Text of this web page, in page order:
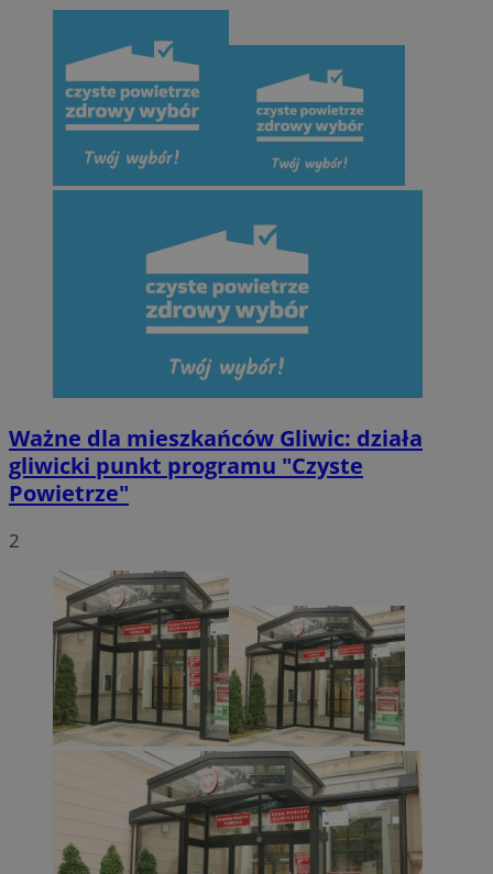
Ważne dla mieszkańców Gliwic: działa
gliwicki punkt programu "Czyste
Powietrze"
2